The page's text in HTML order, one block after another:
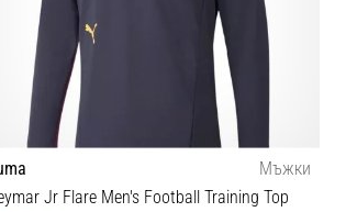
Мъжки
Jr Flare Men's Football Training Top